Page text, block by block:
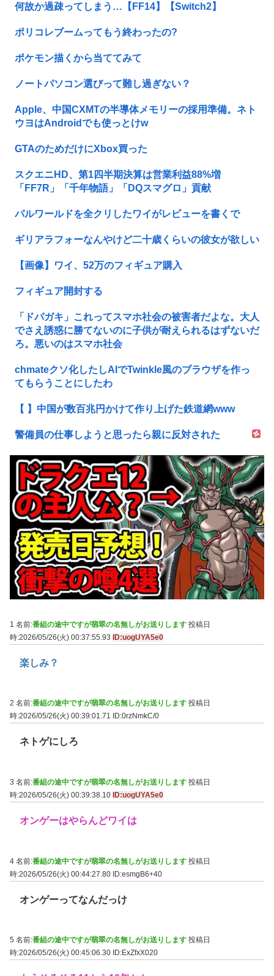
何故か過疎ってしまう…【FF14】【Switch2】
ポリコレブームってもう終わったの?
ポケモン描くから当ててみて
ノートパソコン選びって難し過ぎない？
Apple、中国CXMTの半導体メモリーの採用準備。ネト
ウヨはAndroidでも使っとけw
GTAのためだけにXbox買った
スクエニHD、第1四半期決算は営業利益88%増
「FF7R」「千年物語」「DQスマグロ」貢献
パルワールドを全クリしたワイがレビューを書くで
ギリアラフォーなんやけど二十歳くらいの彼女が欲しい
【画像】ワイ、52万のフィギュア購入
フィギュア開封する
「ドパガキ」これってスマホ社会の被害者だよな。大人
でさえ誘惑に勝てないのに子供が耐えられるはずないだ
ろ。悪いのはスマホ社会
chmateクソ化したしAIでTwinkle風のブラウザを作っ
てもらうことにしたわ
【 】中国が数百兆円かけて作り上げた鉄道網www
警備員の仕事しようと思ったら親に反対された
1 名前:番組の途中ですが翡翠の名無しがお送りします 投稿日
時:2026/05/26(火) 00:37:55.93 ID:uogUYA5e0
楽しみ？
2 名前:番組の途中ですが翡翠の名無しがお送りします 投稿日
時:2026/05/26(火) 00:39:01.71
ID:0rzNmkC/0
ネトゲにしろ
3 名前:番組の途中ですが翡翠の名無しがお送りします 投稿日
時:2026/05/26(火) 00:39:38.10 ID:uogUYA5e0
オンゲーはやらんどワイは
4 名前:番組の途中ですが翡翠の名無しがお送りします 投稿日
時:2026/05/26(火) 00:44:27.80 ID:esmgB6+40
オンゲーってなんだっけ
5 名前:番組の途中ですが翡翠の名無しがお送りします 投稿日
時:2026/05/26(火) 00:45:06.30 ID:ExZfxX020